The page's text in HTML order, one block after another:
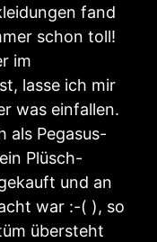
fand
schon toll!
im
lasse ich mir
was einfallen.
als Pegasus-
Plüsch-
und an
war :-( ), so
übersteht